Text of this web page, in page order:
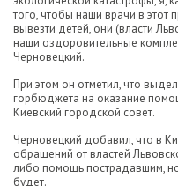
того, чтобы наши врачи в этот
вывезти детей, они (власти
наши оздоровительные
Черновецкий.
При этом он отметил, что
горбюджета на оказание
Киевский городской совет.
Черновецкий добавил, что в
обращений от властей
либо помощь пострадавшим,
будет.